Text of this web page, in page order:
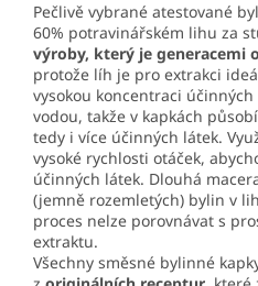
Pečlivě vybrané atestované
60% potravinářském lihu za
výroby, který je generacemi
protože líh je pro extrakci
vysokou koncentraci
vodou, takže v kapkách
tedy i více účinných látek.
vysoké rychlosti otáček,
účinných látek. Dlouhá
(jemně rozemletých) bylin v
proces nelze porovnávat s
extraktu.
Všechny směsné bylinné